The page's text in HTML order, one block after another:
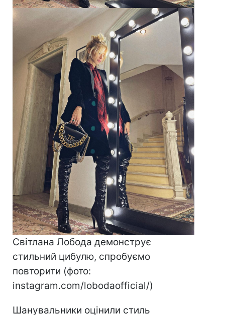
Світлана Лобода демонструє
стильний цибулю, спробуємо
повторити (фото:
instagram.com/lobodaofficial/)
Шанувальники оцінили стиль